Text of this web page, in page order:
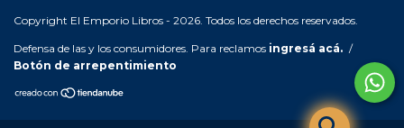
Copyright El Emporio Libros - 2026. Todos los derechos reservados.
Defensa de las y los consumidores. Para reclamos ingresá acá. /
Botón de arrepentimiento